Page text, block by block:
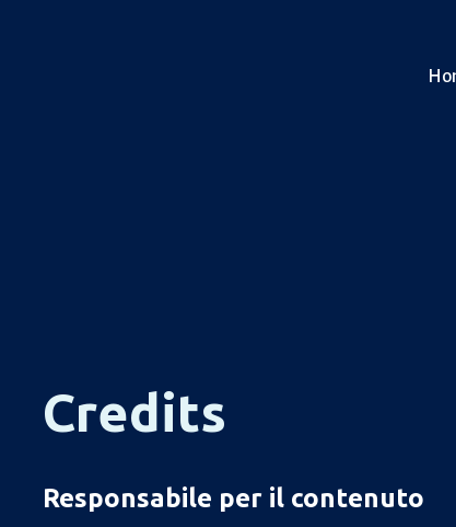
Credits
Responsabile per il contenuto